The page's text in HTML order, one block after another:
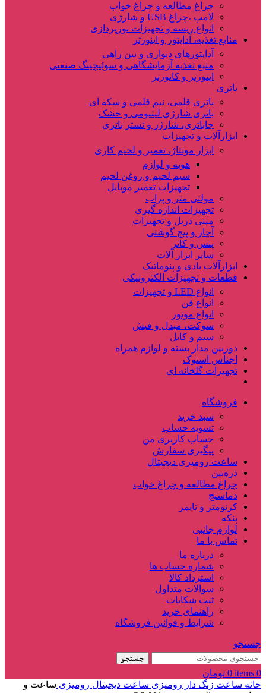
چراغ مطالعه و چراغ خواب
لامپ ،چراغ USB و شارژی
انواع ریسه و تجهیزات نورپردازی
منابع تغذیه، آداپتور و اینورتر
آداپتورهای دیواری و بین راهی
منبع تغذیه آزمایشگاهی و سوئیچینگ صنعتی
اینورتر و کانورتر
باتری
باتری قلمی، نیم قلمی و سکه ای
باتری شارژی لیتیومی و خشک
جاباتری، شارژر و تستر باتری
ابزارآلات و تجهیزات
ابزار مونتاژ، تعمیر و لحیم کاری
هویه و لوازم
سیم لحیم و روغن لحیم
تجهیزات تعمیر موبایل
مولتی متر و پراب
تجهیزات اندازه گیری
مینی دریل و تجهیزات
آچار و پیچ گوشتی
پنس و کاتر
سایر ابزار آلات
ابزارآلات بادی و پنوماتیک
قطعات و تجهیزات الکترونیکی
انواع LED و تجهیزات
انواع فن
انواع موتور
سوکت، مبدل و فیش
سیم و کابل
دوربین مدار بسته و لوازم همراه
اجناس استوک
تجهیزات گلخانه ای
فروشگاه
سبد خرید
تسویه حساب
حساب کاربری من
پیگیری سفارش
ساعت‌ رومیزی دیجیتال
ذره‌بین‌
چراغ مطالعه و چراغ خواب
دماسنج‌
کرنومتر و تایمر
پنکه
لوازم جانبی
تماس با ما
درباره ما
شماره حساب ها
استرداد کالا
سوالات متداول
ثبت شکایات
راهنمای خرید
شرایط و قوانین فروشگاه
جستجو
جستجو
0
items
0 تومان
خانه ساعت زنگ دار رومیزی ساعت دیجیتال رومیزی ساعت و